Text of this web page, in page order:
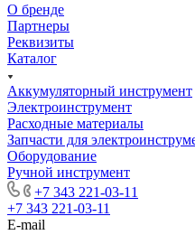
О бренде
Партнеры
Реквизиты
Каталог
Аккумуляторный инструмент
Электроинструмент
Расходные материалы
Запчасти для
Оборудование
Ручной инструмент
+7 343 221-03-11
+7 343 221-03-11
E-mail